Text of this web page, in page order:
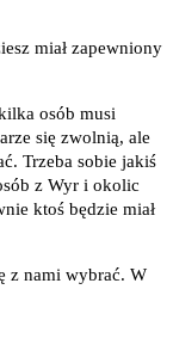
miał zapewniony
osób musi
się zwolnią, ale
Trzeba sobie jakiś
z Wyr i okolic
ktoś będzie miał
z nami wybrać. W